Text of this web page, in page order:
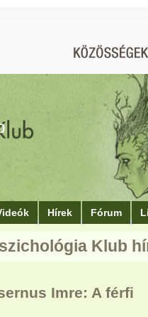
Hírek Fórum
Klub
Imre: A férfi